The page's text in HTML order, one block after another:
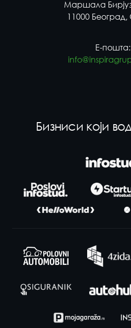
Маршала
11000 Београд,
Е-пошта:
Бизниси који